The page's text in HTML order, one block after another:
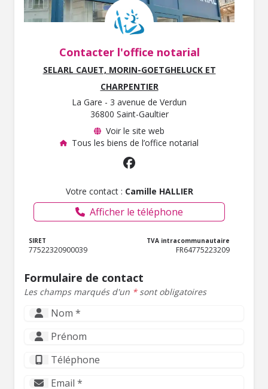
Contacter l'office notarial
SELARL CAUET, MORIN-GOETGHELUCK ET
CHARPENTIER
La Gare - 3 avenue de Verdun
36800 Saint-Gaultier
Voir le site web
Tous les biens de l’office notarial
Votre contact : Camille HALLIER
Afficher le téléphone
SIRET
77522320900039
TVA intracommunautaire
FR64775223209
Formulaire de contact
Les champs marqués d'un *sont obligatoires